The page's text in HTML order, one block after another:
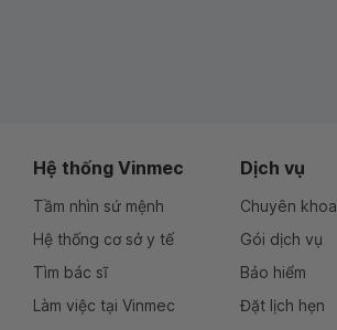
Hệ thống Vinmec
Tầm nhìn sứ mệnh
Hệ thống cơ sở y tế
Tìm bác sĩ
Làm việc tại Vinmec
Dịch vụ
Chuyên khoa
Gói dịch vụ
Bảo hiểm
Đặt lịch hẹn